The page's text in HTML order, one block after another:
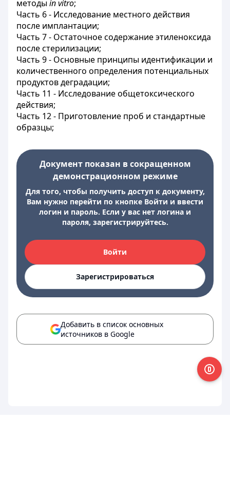
методыin vitro;
Часть 6 - Исследование местного действия
после имплантации;
Часть 7 - Остаточное содержание этиленоксида
после стерилизации;
Часть 9 - Основные принципы идентификации и
количественного определения потенциальных
продуктов деградации;
Часть 11 - Исследование общетоксического
действия;
Часть 12 - Приготовление проб и стандартные
образцы;
Документ показан в сокращенном
демонстрационном режиме
Для того, чтобы получить доступ к документу,
Вам нужно перейти по кнопке Войти и ввести
логин и пароль. Если у вас нет логина и
пароля, зарегистрируйтесь.
Войти
Зарегистрироваться
Добавить в список основных
источников в Google